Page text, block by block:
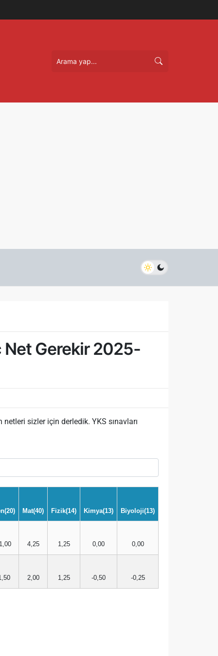
Net Gerekir 2025-
sizler için derledik. YKS sınavları
Mat(40) Fizik(14) Kimya(13) Biyoloji(13)
4,25 1,25 0,00 0,00
2,00 1,25 -0,50 -0,25